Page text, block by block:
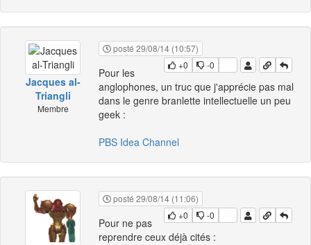
Jacques al-
Triangli
Membre
posté 29/08/14 (10:57)
+0
-0
Pour les
anglophones, un truc que j'apprécie pas mal
dans le genre branlette intellectuelle un peu
geek :
PBS Idea Channel
posté 29/08/14 (11:06)
+0
-0
Pour ne pas
reprendre ceux déjà cités :